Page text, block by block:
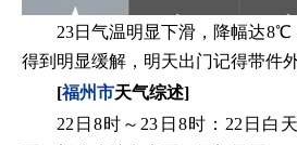
23日气温明显下滑，降幅达8℃
得到明显缓解，明天出门记得带件外
[福州市天气综述]
22日8时～23日8时：22日白